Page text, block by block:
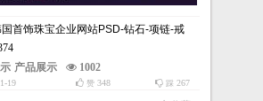
首饰珠宝企业网站PSD-钻石-项链-戒
产品展示 1002
19 踩 267
赞348